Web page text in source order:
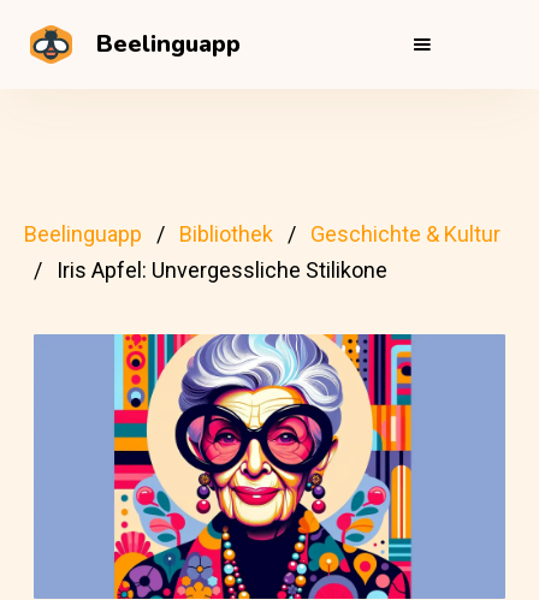
Beelinguapp
Beelinguapp Bibliothek
Geschichte & Kultur
Iris Apfel: Unvergessliche Stilikone